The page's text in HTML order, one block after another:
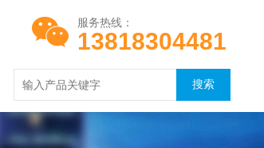
服务热线：
13818304481